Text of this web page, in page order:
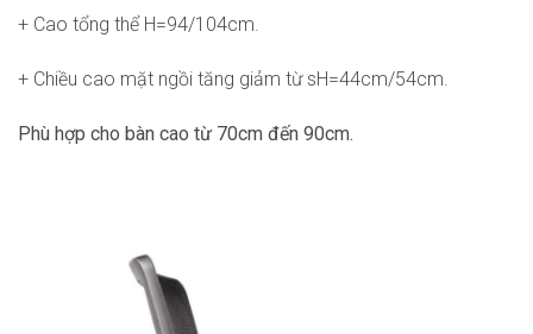
+ Cao tổng thể H=94/104cm.
+ Chiều cao mặt ngồi tăng giảm từ sH=44cm/54cm.
Phù hợp cho bàn cao từ 70cm đến 90cm.